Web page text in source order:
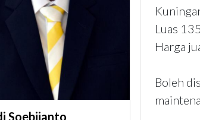
Soebijanto
Luas
Harga
Boleh